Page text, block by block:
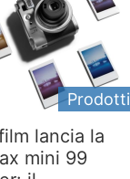
Prodotti
lancia la
mini 99